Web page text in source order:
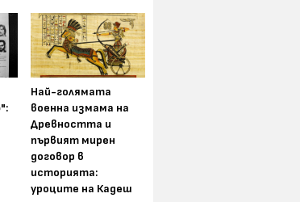
Най-голямата
военна измама на
Древността и
първият мирен
договор в
историята:
уроците на Кадеш